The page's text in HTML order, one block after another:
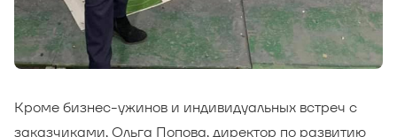
Кроме бизнес-ужинов и индивидуальных встреч с
заказчиками, Ольга Попова, директор по развитию